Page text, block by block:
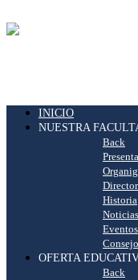
INICIO
NUESTRA
Back
Historia
Noticias
Eventos
OFERTA
Back